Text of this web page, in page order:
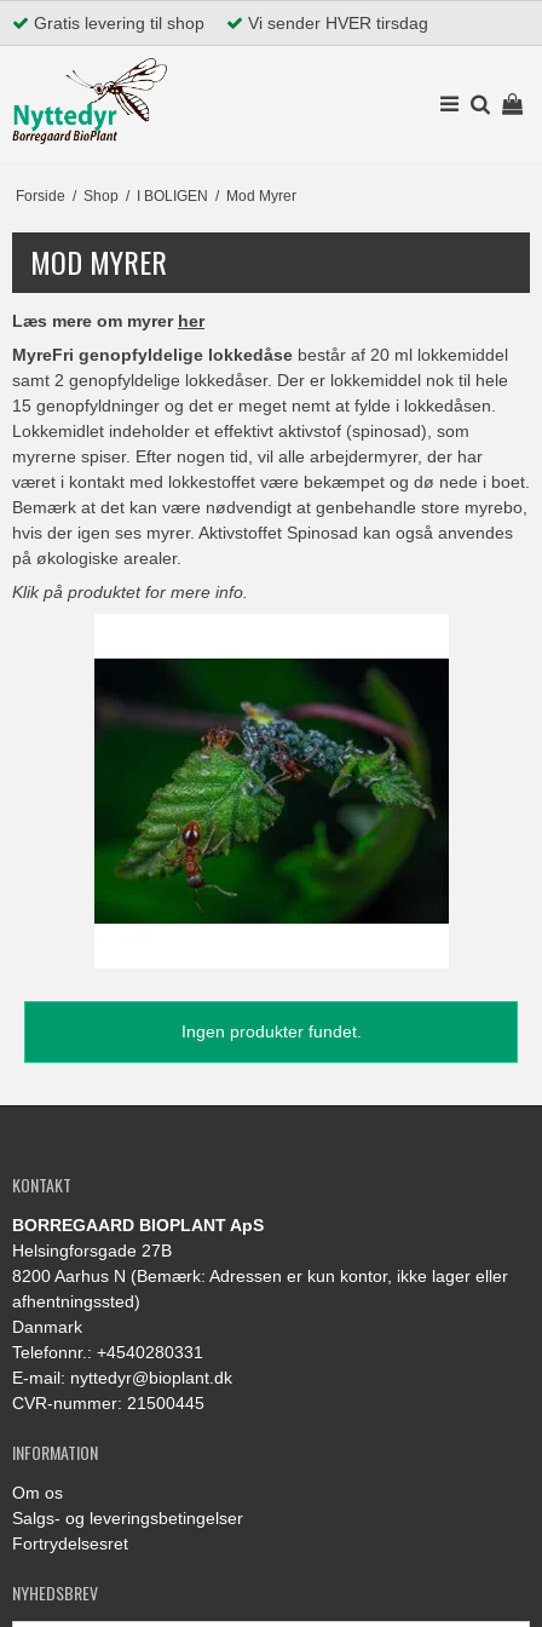
Gratis levering til shop Vi sender HVER tirsdag
Forside / Shop / I BOLIGEN / Mod Myrer
MOD MYRER
Læs mere om myrer her
MyreFri genopfyldelige lokkedåse består af 20 ml lokkemiddel
samt 2 genopfyldelige lokkedåser. Der er lokkemiddel nok til hele
15 genopfyldninger og det er meget nemt at fylde i lokkedåsen.
Lokkemidlet indeholder et effektivt aktivstof (spinosad), som
myrerne spiser. Efter nogen tid, vil alle arbejdermyrer, der har
været i kontakt med lokkestoffet være bekæmpet og dø nede i boet.
Bemærk at det kan være nødvendigt at genbehandle store myrebo,
hvis der igen ses myrer. Aktivstoffet Spinosad kan også anvendes
på økologiske arealer.
Klik på produktet for mere info.
Ingen produkter fundet.
KONTAKT
BORREGAARD BIOPLANT ApS
Helsingforsgade 27B
8200 Aarhus N (Bemærk: Adressen er kun kontor, ikke lager eller
afhentningssted)
Danmark
Telefonnr. : +4540280331
E-mail: nyttedyr@bioplant.dk
CVR-nummer: 21500445
INFORMATION
Om os
Salgs- og leveringsbetingelser
Fortrydelsesret
NYHEDSBREV